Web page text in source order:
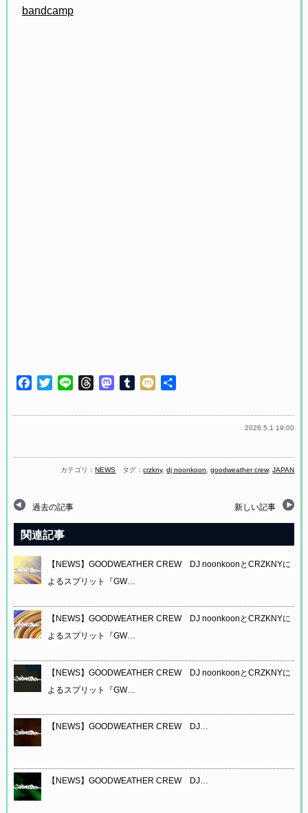
bandcamp
Facebook
TwitterLine ThreadsMastodon
Tumblr
Mixi
2026.5.1 19:00
カテゴリ：NEWS タグ：crzkny,dj noonkoon ,goodweather crew,JAPAN
過去の記事 新しい記事
関連記事
【NEWS】GOODWEATHER CREW DJ noonkoonとCRZKNYに
よるスプリット『GW…
【NEWS】GOODWEATHER CREW DJ noonkoonとCRZKNYに
よるスプリット『GW…
【NEWS】GOODWEATHER CREW DJ noonkoonとCRZKNYに
よるスプリット『GW…
【NEWS】GOODWEATHER CREW DJ…
【NEWS】GOODWEATHER CREW DJ…